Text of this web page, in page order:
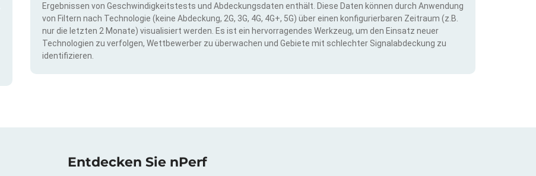
Ergebnissen von Geschwindigkeitstests und Abdeckungsdaten enthält. Diese Daten können durch Anwendung
von Filtern nach Technologie (keine Abdeckung, 2G, 3G, 4G, 4G+, 5G) über einen konfigurierbaren Zeitraum (z.B.
nur die letzten 2 Monate) visualisiert werden. Es ist ein hervorragendes Werkzeug, um den Einsatz neuer
Technologien zu verfolgen, Wettbewerber zu überwachen und Gebiete mit schlechter Signalabdeckung zu
identifizieren.
Entdecken Sie nPerf